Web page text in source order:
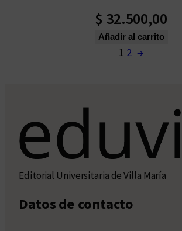
$ 32.500,00
Añadir al carrito
1 2 →
Editorial Universitaria de Villa María
Datos de contacto